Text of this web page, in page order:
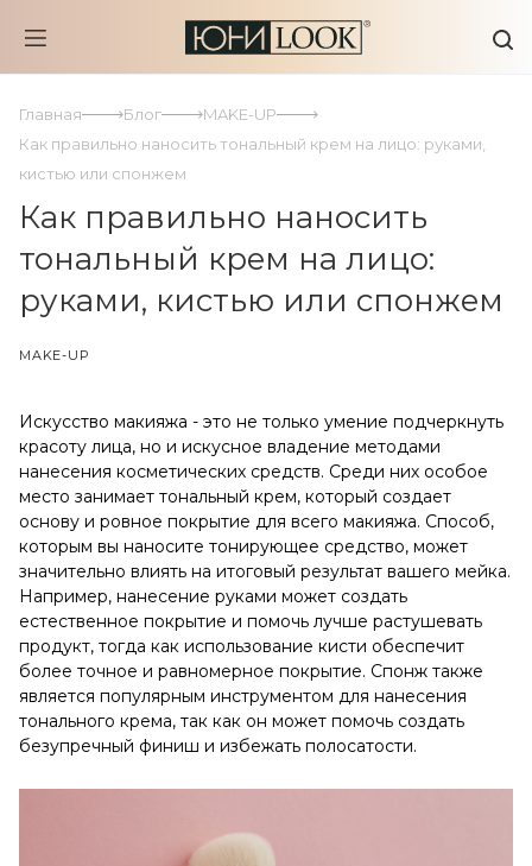
Главная Блог
MAKE-UP
Как правильно наносить тональный крем на лицо: руками,
кистью или спонжем
Как правильно наносить
тональный крем на лицо:
руками, кистью или спонжем
MAKE-UP
Искусство макияжа - это не только умение подчеркнуть
красоту лица, но и искусное владение методами
нанесения косметических средств. Среди них особое
место занимает тональный крем, который создает
основу и ровное покрытие для всего макияжа. Способ,
которым вы наносите тонирующее средство, может
значительно влиять на итоговый результат вашего мейка.
Например, нанесение руками может создать
естественное покрытие и помочь лучше растушевать
продукт, тогда как использование кисти обеспечит
более точное и равномерное покрытие. Спонж также
является популярным инструментом для нанесения
тонального крема, так как он может помочь создать
безупречный финиш и избежать полосатости.